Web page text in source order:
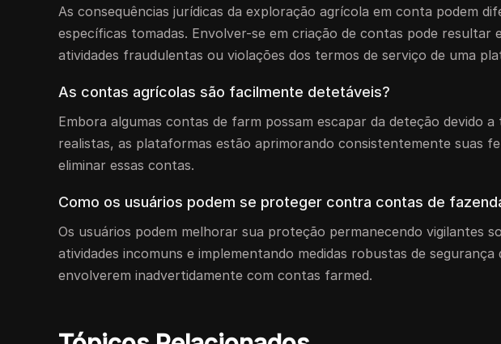
As consequências jurídicas da exploração agrícola em conta podem
específicas tomadas. Envolver-se em criação de contas pode resultar
atividades fraudulentas ou violações dos termos de serviço de uma
As contas agrícolas são facilmente detetáveis?
Embora algumas contas de farm possam escapar da deteção devido
realistas, as plataformas estão aprimorando consistentemente suas
eliminar essas contas.
Como os usuários podem se proteger contra contas de
Os usuários podem melhorar sua proteção permanecendo vigilantes
atividades incomuns e implementando medidas robustas de
envolverem inadvertidamente com contas farmed.